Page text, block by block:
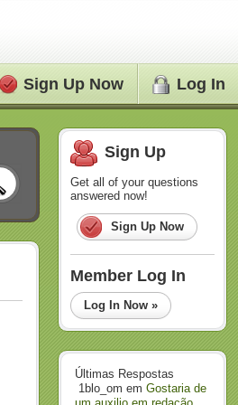
Sign Up Now Log In
Sign Up
Get all of your questions
answered now!
Sign Up Now
Member Log In
Log In Now »
Últimas Respostas
1blo_om em Gostaria de